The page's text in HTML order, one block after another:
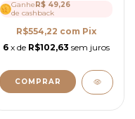
GanheR$ 49,26
de cashback
R$554,22 com Pix
6 x de R$102,63 sem juros
COMPRAR